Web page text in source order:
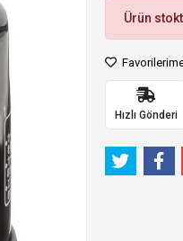
Ürün
Hızlı Gönderi